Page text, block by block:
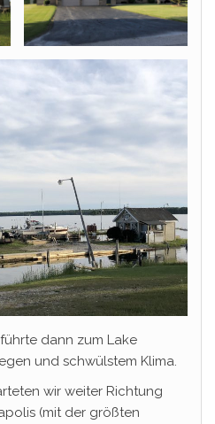
dann zum Lake
und schwülstem Klima.
wir weiter Richtung
(mit der größten